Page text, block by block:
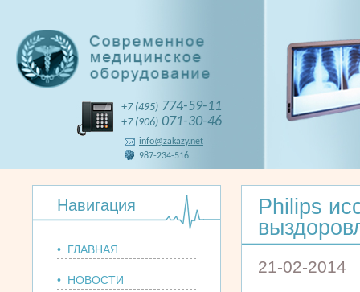
+7 (495) 774-59-11
+7 (906) 071-30-46
info@zakazy.net
987-234-516
Навигация
• ГЛАВНАЯ
• НОВОСТИ
Philips
21-02-2014